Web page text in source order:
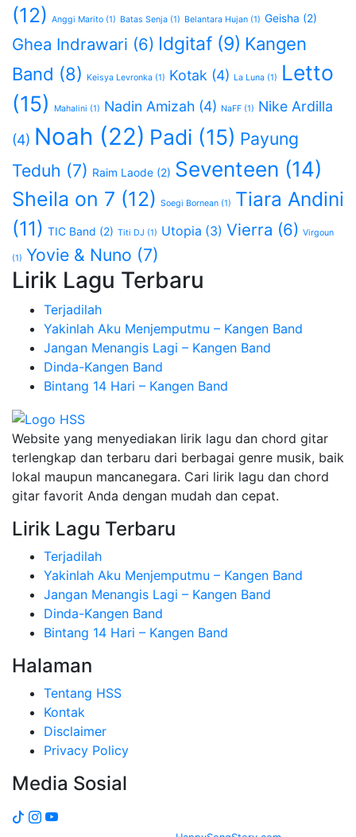
(12) Anggi Marito (1) Batas Senja (1) Belantara Hujan (1) Geisha (2)
Ghea Indrawari (6) Idgitaf (9) Kangen
Band (8) Keisya Levronka (1) Kotak (4) La Luna (1)
Letto
(15)
Mahalini (1) Nadin Amizah (4) NaFF (1) Nike Ardilla
(4) Noah (22) Padi (15) Payung
Teduh (7) Raim Laode (2) Seventeen (14)
Sheila on 7 (12) Soegi Bornean (1) Tiara Andini
(11) TIC Band (2) Titi DJ (1) Utopia (3) Vierra (6) Virgoun
(1) Yovie & Nuno (7)
Lirik Lagu Terbaru
Terjadilah
Yakinlah Aku Menjemputmu – Kangen Band
Jangan Menangis Lagi – Kangen Band
Dinda-Kangen Band
Bintang 14 Hari – Kangen Band
Website yang menyediakan lirik lagu dan chord gitar
terlengkap dan terbaru dari berbagai genre musik, baik
lokal maupun mancanegara. Cari lirik lagu dan chord
gitar favorit Anda dengan mudah dan cepat.
Lirik Lagu Terbaru
Terjadilah
Yakinlah Aku Menjemputmu – Kangen Band
Jangan Menangis Lagi – Kangen Band
Dinda-Kangen Band
Bintang 14 Hari – Kangen Band
Halaman
Tentang HSS
Kontak
Disclaimer
Privacy Policy
Media Sosial